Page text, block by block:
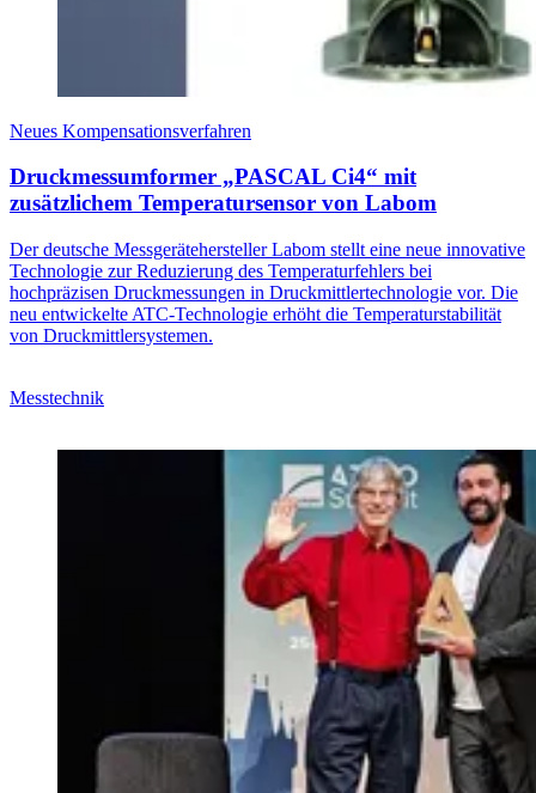
Neues Kompensationsverfahren
Druckmessumformer „PASCAL Ci4“ mit
zusätzlichem Temperatursensor von Labom
Der deutsche Messgerätehersteller Labom stellt eine neue innovative
Technologie zur Reduzierung des Temperaturfehlers bei
hochpräzisen Druckmessungen in Druckmittlertechnologie vor. Die
neu entwickelte ATC-Technologie erhöht die Temperaturstabilität
von Druckmittlersystemen.
Messtechnik